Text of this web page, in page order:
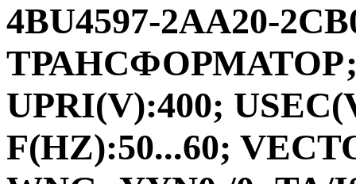
4BU4597-2AA20-
UPRI(V):400;
F(HZ):50...60;